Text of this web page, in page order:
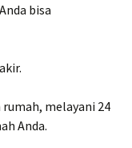
bisa
melayani 24
Anda.